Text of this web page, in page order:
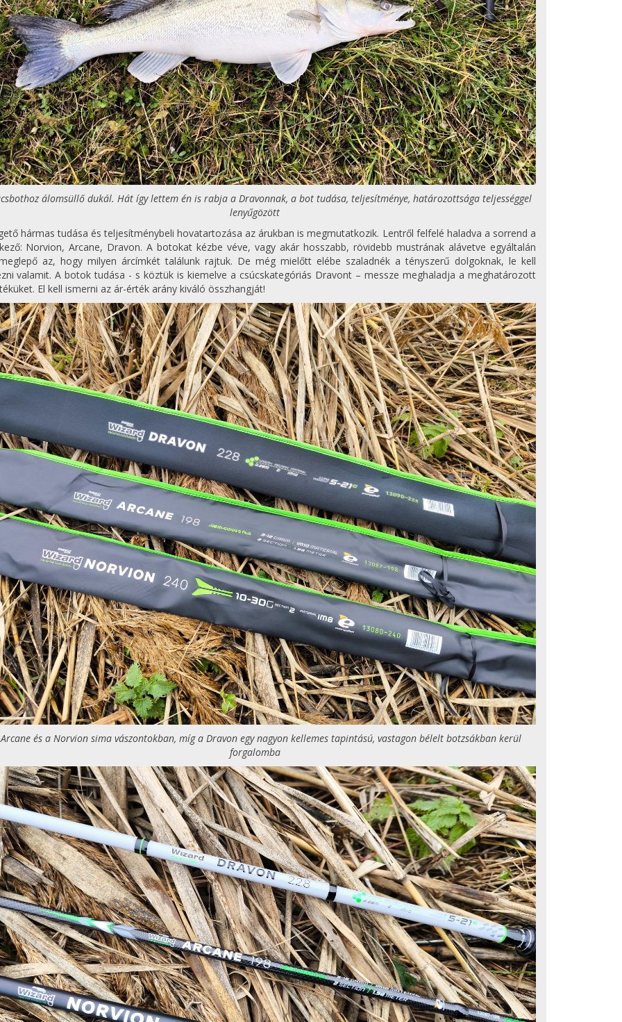
álomsüllő dukál. Hát így lettem én is rabja a Dravonnak, a bot tudása, teljesítménye, határozottsága teljességgel
lenyűgözött
hármas tudása és teljesítménybeli hovatartozása az árukban is megmutatkozik. Lentről felfelé haladva a sorrend a
Norvion, Arcane, Dravon. A botokat kézbe véve, vagy akár hosszabb, rövidebb mustrának alávetve egyáltalán
az, hogy milyen árcímkét találunk rajtuk. De még mielőtt elébe szaladnék a tényszerű dolgoknak, le kell
valamit. A botok tudása - s köztük is kiemelve a csúcskategóriás Dravont – messze meghaladja a meghatározott
El kell ismerni az ár-érték arány kiváló összhangját!
Arcane és a Norvion sima vászontokban, míg a Dravon egy nagyon kellemes tapintású, vastagon bélelt botzsákban kerül
forgalomba